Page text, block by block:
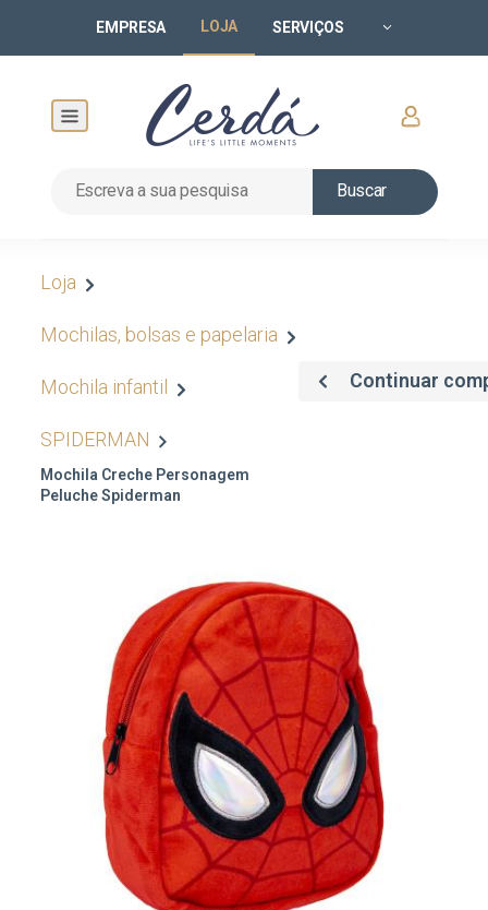
EMPRESA LOJA SERVIÇOS
Buscar
Loja
Mochilas, bolsas e papelaria
Mochila infantil
SPIDERMAN
Mochila Creche Personagem
Peluche Spiderman
Continuar